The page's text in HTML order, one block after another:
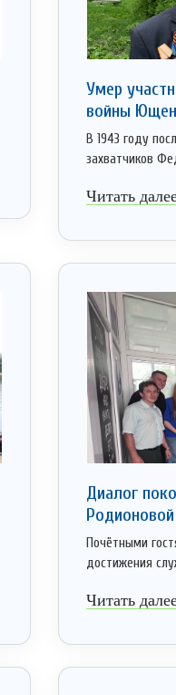
Умер
войны
В 1943 году
захватчиков
Читать
Диалог
Родионовой
Почётными
достижения
Читать